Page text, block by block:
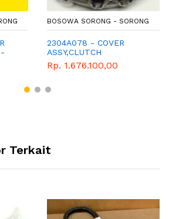
-
BOSOWA SORONG - SORONG
2304A078 - COVER
ASSY,CLUTCH
Rp. 1.676.100,00
Terkait